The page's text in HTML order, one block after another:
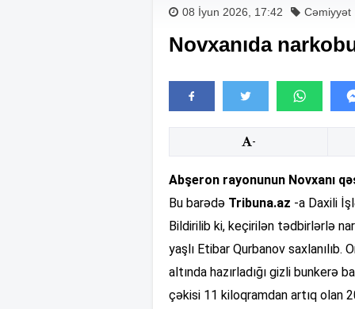
08 İyun 2026, 17:42 Cəmiyyət
Novxanıda
-
Abşeron rayonunun Novxanı
Bu barədə Tribuna.az -a Daxili
Bildirilib ki, keçirilən tədbirlərlə
yaşlı Etibar Qurbanov saxlanılıb.
altında hazırladığı gizli bunkerə
çəkisi 11 kiloqramdan artıq olan